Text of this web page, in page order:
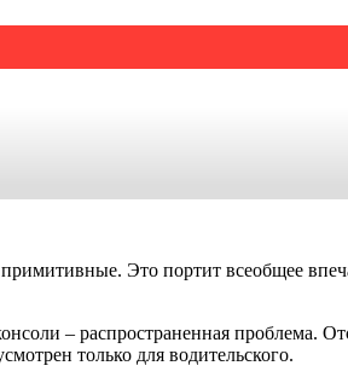
Это портит всеобщее
– распространенная проблема.
только для водительского.